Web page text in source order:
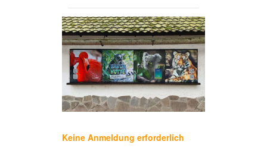
Keine Anmeldung erforderlich